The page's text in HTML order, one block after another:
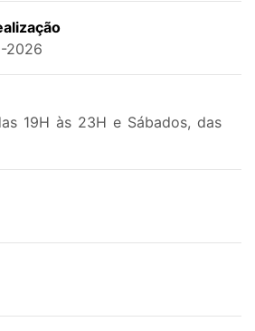
2026
19H às 23H e Sábados, das